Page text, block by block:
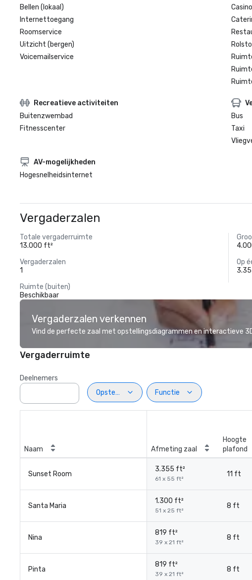
Bellen (lokaal)
Internettoegang
Roomservice
Uitzicht (bergen)
Voicemailservice
Casino
Recreatieve activiteiten
Buitenzwembad
Fitnesscenter
Bus
Taxi
AV-mogelijkheden
Hogesnelheidsinternet
Vergaderzalen
Totale vergaderruimte
13.000 ft²
Vergaderzalen
1
Op
Ruimte (buiten)
Beschikbaar
Vergaderzalen verkennen
Vind de perfecte zaal met opstellingsdiagrammen en interactieve
Vergaderruimte
Deelnemers
Opstelling
Functie
Naam Afmeting zaal
Hoogte
plafond
Sunset Room
3.355 ft²
61 x 55 ft²
11 ft
Santa Maria
1.300 ft²
51 x 25 ft²
8 ft
Nina
819 ft²
39 x 21 ft²
8 ft
Pinta
819 ft²
39 x 21 ft²
8 ft